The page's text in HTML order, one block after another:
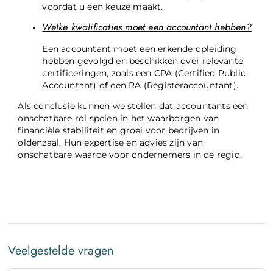
voordat u een keuze maakt.
Welke kwalificaties moet een accountant hebben?
Een accountant moet een erkende opleiding
hebben gevolgd en beschikken over relevante
certificeringen, zoals een CPA (Certified Public
Accountant) of een RA (Registeraccountant).
Als conclusie kunnen we stellen dat accountants een
onschatbare rol spelen in het waarborgen van
financiële stabiliteit en groei voor bedrijven in
oldenzaal. Hun expertise en advies zijn van
onschatbare waarde voor ondernemers in de regio.
Veelgestelde vragen